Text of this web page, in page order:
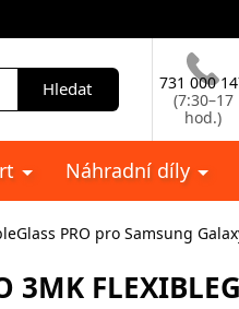
Hledat
731 000
(7:30–17
hod.)
Náhradní díly
PRO pro Samsung
3MK